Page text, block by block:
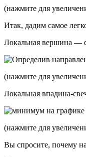
(нажмите для
Итак, дадим самое
Локальная вершина —
(нажмите для
Локальная впадина-
(нажмите для
Вы спросите, почему